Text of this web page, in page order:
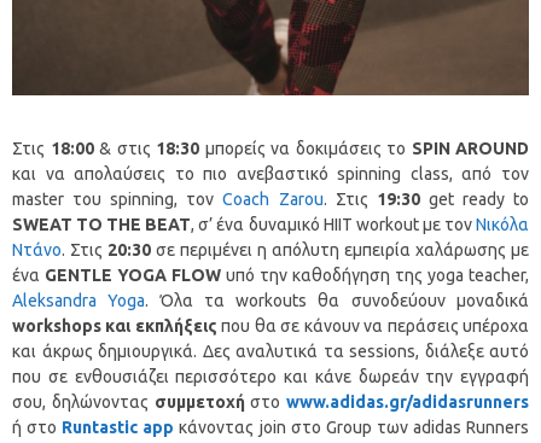
Στις 18:00& στις 18:30 μπορείς να δοκιμάσεις το SPIN AROUND
και να απολαύσεις το πιο ανεβαστικό spinning class, από τον
master του spinning, τονCoach Zarou. Στις 19:30get ready to
SWEAT TO THE BEAT, σ’ ένα δυναμικό HIIT workout με τονΝικόλα
Ντάνο. Στις 20:30 σε περιμένει η απόλυτη εμπειρία χαλάρωσης με
ένα GENTLE YOGA FLOW υπό την καθοδήγηση της yoga teacher,
Aleksandra Yoga. Όλα τα workouts θα συνοδεύουν μοναδικά
workshops και εκπλήξεις που θα σε κάνουν να περάσεις υπέροχα
και άκρως δημιουργικά. Δες αναλυτικά τα sessions, διάλεξε αυτό
που σε ενθουσιάζει περισσότερο και κάνε δωρεάν την εγγραφή
σου, δηλώνοντας συμμετοχή στο www.adidas.gr/adidasrunners
ή στο Runtastic app κάνοντας join στο Group των adidas Runners